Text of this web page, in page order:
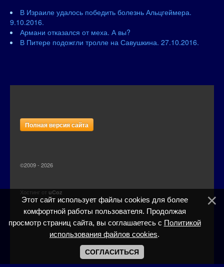
В Израиле удалось победить болезнь Альцгеймера.
9.10.2016.
Армани отказался от меха. А вы?
В Питере подожгли тролле на Савушкина. 27.10.2016.
Полная версия сайта
©2009 - 2026
Хостинг от uCoz
Этот сайт использует файлы cookies для более
комфортной работы пользователя. Продолжая
просмотр страниц сайта, вы соглашаетесь с Политикой
использования файлов cookies.
СОГЛАСИТЬСЯ